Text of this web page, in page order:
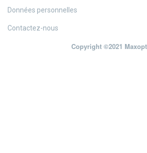
Données personnelles
Contactez-nous
Copyright ©2021